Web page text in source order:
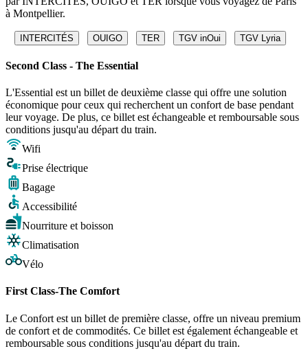
à Montpellier.
INTERCITÉS OUIGO TER TGV inOui TGV Lyria
Second Class - The Essential
L'Essential est un billet de deuxième classe qui offre une solution
économique pour ceux qui recherchent un confort de base pendant
leur voyage. De plus, ce billet est échangeable et remboursable sous
conditions jusqu'au départ du train.
Wifi
Prise électrique
Bagage
Accessibilité
Nourriture et boisson
Climatisation
Vélo
First Class-The Comfort
Le Confort est un billet de première classe, offre un niveau premium
de confort et de commodités. Ce billet est également échangeable et
remboursable sous conditions jusqu'au départ du train.